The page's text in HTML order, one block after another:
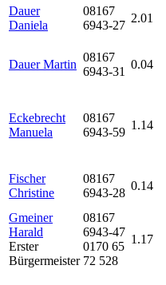
Dauer
Daniela
08167
6943-27
2.01
Dauer Martin
08167
6943-31
0.04
Eckebrecht
Manuela
08167
6943-59
1.14
Fischer
Christine
08167
6943-28
0.14
Gmeiner
Harald
Erster
Bürgermeister
08167
6943-47
0170 65
72 528
1.17